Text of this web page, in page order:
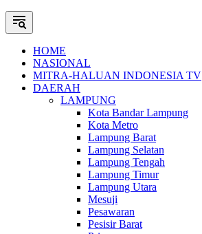
HOME
NASIONAL
MITRA-HALUAN INDONESIA TV
DAERAH
LAMPUNG
Kota Bandar Lampung
Kota Metro
Lampung Barat
Lampung Selatan
Lampung Tengah
Lampung Timur
Lampung Utara
Mesuji
Pesawaran
Pesisir Barat